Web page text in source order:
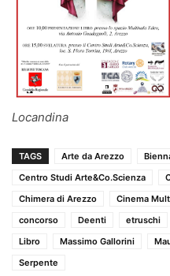
Locandina
TAGS Arte da Arezzo
Centro Studi Arte&Co.Scienza
Chimera di Arezzo
Cinema
concorso
Deenti etruschi
Libro
Massimo Gallorini
Serpente